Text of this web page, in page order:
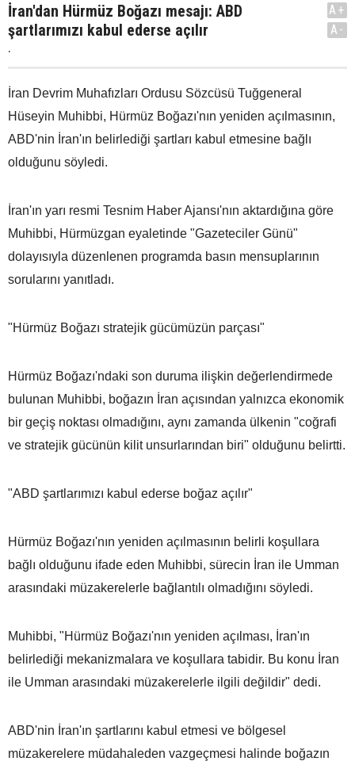
İran'dan Hürmüz Boğazı mesajı: ABD
şartlarımızı kabul ederse açılır
.
A+
A-
İran Devrim Muhafızları Ordusu Sözcüsü Tuğgeneral
Hüseyin Muhibbi, Hürmüz Boğazı'nın yeniden açılmasının,
ABD'nin İran'ın belirlediği şartları kabul etmesine bağlı
olduğunu söyledi.
İran'ın yarı resmi Tesnim Haber Ajansı'nın aktardığına göre
Muhibbi, Hürmüzgan eyaletinde "Gazeteciler Günü"
dolayısıyla düzenlenen programda basın mensuplarının
sorularını yanıtladı.
"Hürmüz Boğazı stratejik gücümüzün parçası"
Hürmüz Boğazı'ndaki son duruma ilişkin değerlendirmede
bulunan Muhibbi, boğazın İran açısından yalnızca ekonomik
bir geçiş noktası olmadığını, aynı zamanda ülkenin "coğrafi
ve stratejik gücünün kilit unsurlarından biri" olduğunu belirtti.
"ABD şartlarımızı kabul ederse boğaz açılır"
Hürmüz Boğazı'nın yeniden açılmasının belirli koşullara
bağlı olduğunu ifade eden Muhibbi, sürecin İran ile Umman
arasındaki müzakerelerle bağlantılı olmadığını söyledi.
Muhibbi, "Hürmüz Boğazı'nın yeniden açılması, İran'ın
belirlediği mekanizmalara ve koşullara tabidir. Bu konu İran
ile Umman arasındaki müzakerelerle ilgili değildir" dedi.
ABD'nin İran'ın şartlarını kabul etmesi ve bölgesel
müzakerelere müdahaleden vazgeçmesi halinde boğazın